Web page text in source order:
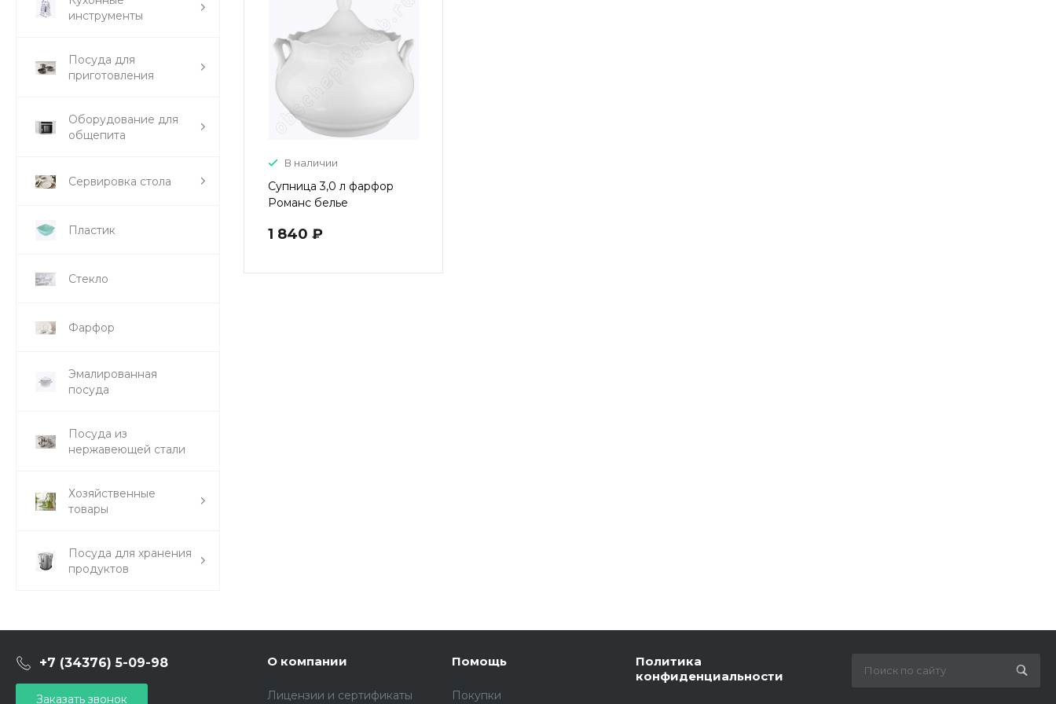
инструменты
Посуда для
приготовления
Оборудование для
общепита
Сервировка стола
Пластик
Стекло
Фарфор
Эмалированная
посуда
Посуда из
нержавеющей стали
Хозяйственные
товары
Посуда для хранения
продуктов
В наличии
Супница 3,0 л фарфор
Романс белье
1 840 ₽
+7 (34376) 5-09-98
Заказать звонок
О компании
Лицензии и сертификаты
Помощь
Покупки
Политика
конфиденциальности